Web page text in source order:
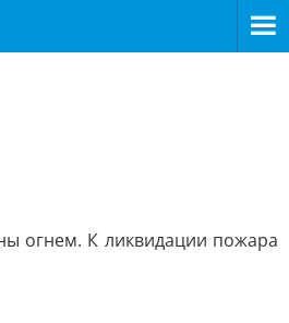
огнем. К ликвидации пожара